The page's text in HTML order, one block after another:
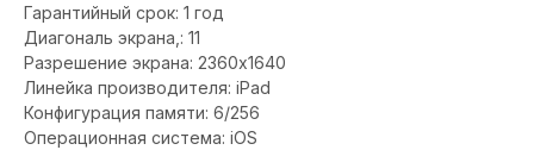
Гарантийный срок: 1 год
Диагональ экрана,: 11
Разрешение экрана: 2360x1640
Линейка производителя: iPad
Конфигурация памяти: 6/256
Операционная система: iOS